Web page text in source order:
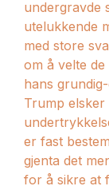
undergravde
utelukkende
med store
om å velte
hans
Trump elsker
er fast
gjenta det
for å sikre at